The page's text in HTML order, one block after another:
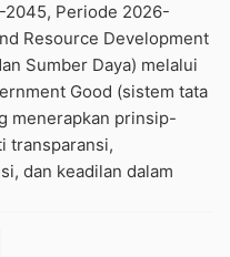
2045, Periode 2026-
Resource Development
Sumber Daya) melalui
Good (sistem tata
menerapkan prinsip-
transparansi,
dan keadilan dalam